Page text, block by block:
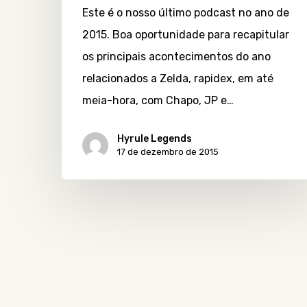
Este é o nosso último podcast no ano de
2015. Boa oportunidade para recapitular
os principais acontecimentos do ano
relacionados a Zelda, rapidex, em até
meia-hora, com Chapo, JP e…
Hyrule Legends
17 de dezembro de 2015